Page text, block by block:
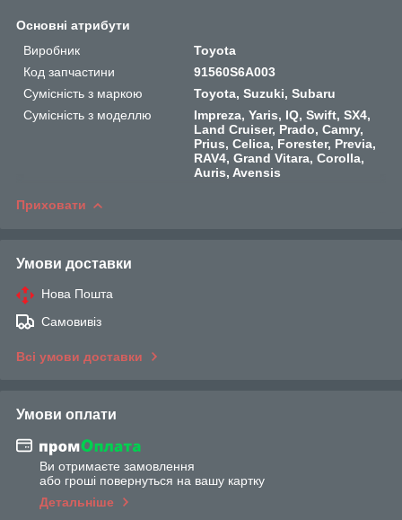
Основні атрибути
Виробник
Toyota
Код запчастини
91560S6A003
Сумісність з маркою
Toyota, Suzuki, Subaru
Сумісність з моделлю
Impreza, Yaris, IQ, Swift, SX4,
Land Cruiser, Prado, Camry,
Prius, Celica, Forester, Previa,
RAV4, Grand Vitara, Corolla,
Auris, Avensis
Приховати
Умови доставки
Нова Пошта
Самовивіз
Всі умови доставки
Умови оплати
Ви отримаєте замовлення
або гроші повернуться на вашу картку
Детальніше